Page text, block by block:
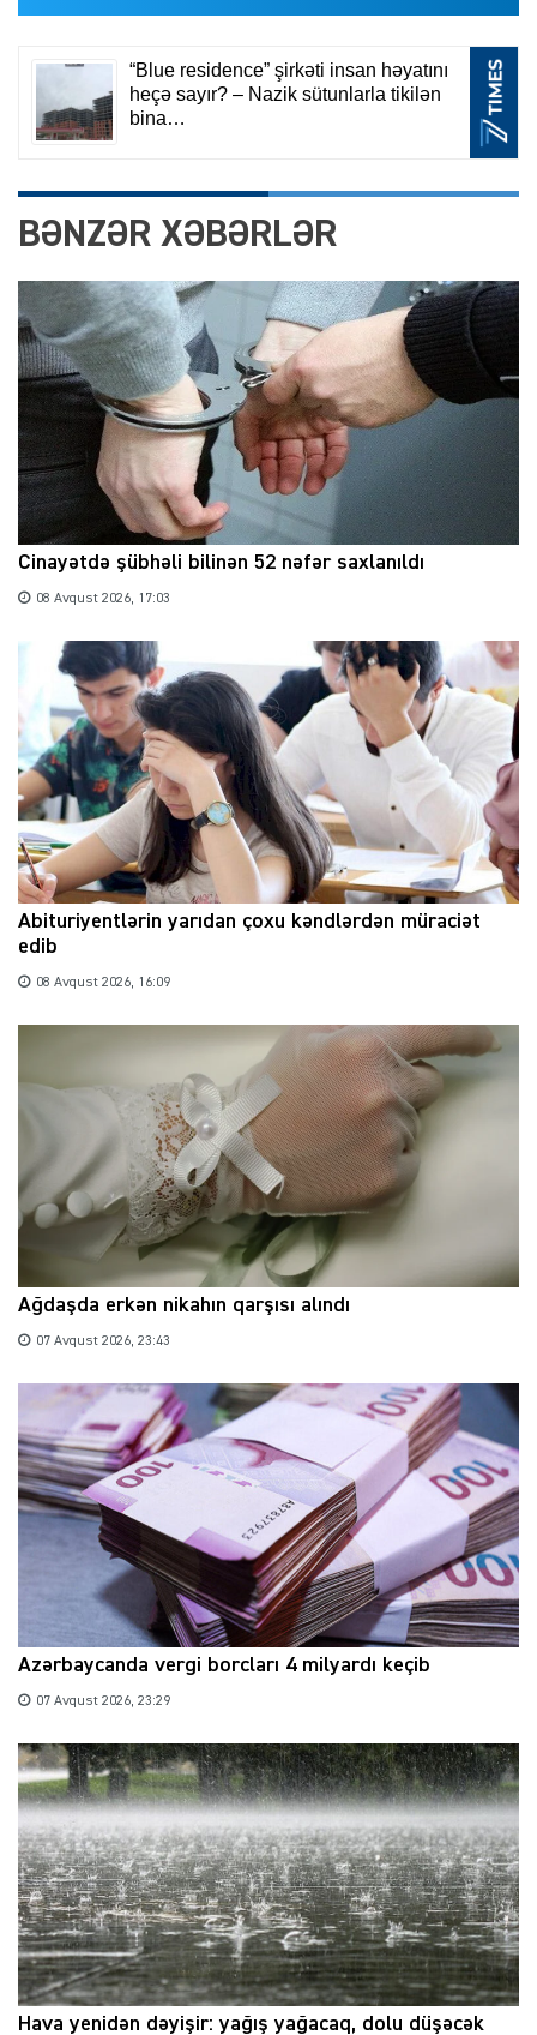
BƏNZƏR XƏBƏRLƏR
Cinayətdə şübhəli bilinən 52 nəfər saxlanıldı
08 Avqust 2026, 17:03
Abituriyentlərin yarıdan çoxu kəndlərdən müraciət
edib
08 Avqust 2026, 16:09
Ağdaşda erkən nikahın qarşısı alındı
07 Avqust 2026, 23:43
Azərbaycanda vergi borcları 4 milyardı keçib
07 Avqust 2026, 23:29
Hava yenidən dəyişir: yağış yağacaq, dolu düşəcək